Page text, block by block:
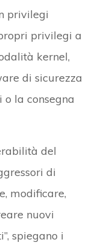
privilegi
privilegi a
kernel,
di sicurezza
la consegna
del
di
modificare,
nuovi
spiegano i